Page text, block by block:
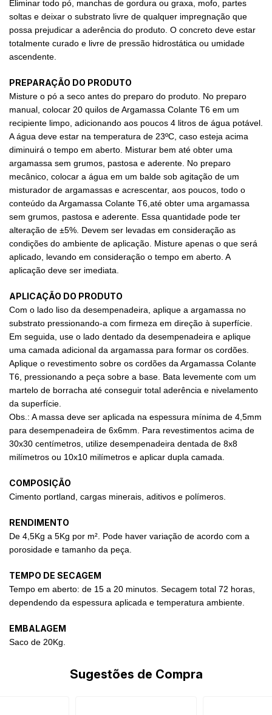
Eliminar todo pó, manchas de gordura ou graxa, mofo, partes
soltas e deixar o substrato livre de qualquer impregnação que
possa prejudicar a aderência do produto. O concreto deve estar
totalmente curado e livre de pressão hidrostática ou umidade
ascendente.
PREPARAÇÃO DO PRODUTO
Misture o pó a seco antes do preparo do produto. No preparo
manual, colocar 20 quilos de Argamassa Colante T6 em um
recipiente limpo, adicionando aos poucos 4 litros de água potável.
A água deve estar na temperatura de 23ºC, caso esteja acima
diminuirá o tempo em aberto. Misturar bem até obter uma
argamassa sem grumos, pastosa e aderente. No preparo
mecânico, colocar a água em um balde sob agitação de um
misturador de argamassas e acrescentar, aos poucos, todo o
conteúdo da Argamassa Colante T6,até obter uma argamassa
sem grumos, pastosa e aderente. Essa quantidade pode ter
alteração de ±5%. Devem ser levadas em consideração as
condições do ambiente de aplicação. Misture apenas o que será
aplicado, levando em consideração o tempo em aberto. A
aplicação deve ser imediata.
APLICAÇÃO DO PRODUTO
Com o lado liso da desempenadeira, aplique a argamassa no
substrato pressionando-a com firmeza em direção à superfície.
Em seguida, use o lado dentado da desempenadeira e aplique
uma camada adicional da argamassa para formar os cordões.
Aplique o revestimento sobre os cordões da Argamassa Colante
T6, pressionando a peça sobre a base. Bata levemente com um
martelo de borracha até conseguir total aderência e nivelamento
da superfície.
Obs.: A massa deve ser aplicada na espessura mínima de 4,5mm
para desempenadeira de 6x6mm. Para revestimentos acima de
30x30 centímetros, utilize desempenadeira dentada de 8x8
milímetros ou 10x10 milímetros e aplicar dupla camada.
COMPOSIÇÃO
Cimento portland, cargas minerais, aditivos e polímeros.
RENDIMENTO
De 4,5Kg a 5Kg por m². Pode haver variação de acordo com a
porosidade e tamanho da peça.
TEMPO DE SECAGEM
Tempo em aberto: de 15 a 20 minutos. Secagem total 72 horas,
dependendo da espessura aplicada e temperatura ambiente.
EMBALAGEM
Saco de 20Kg.
Sugestões de Compra